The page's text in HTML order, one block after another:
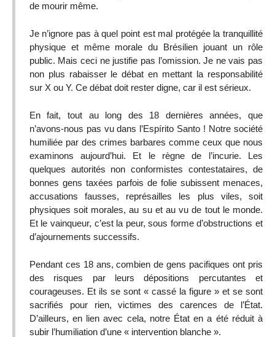
de mourir même.
Je n’ignore pas à quel point est mal protégée la tranquillité
physique et même morale du Brésilien jouant un rôle
public. Mais ceci ne justifie pas l’omission. Je ne vais pas
non plus rabaisser le débat en mettant la responsabilité
sur X ou Y. Ce débat doit rester digne, car il est sérieux.
En fait, tout au long des 18 dernières années, que
n’avons-nous pas vu dans l’Espírito Santo ! Notre société
humiliée par des crimes barbares comme ceux que nous
examinons aujourd’hui. Et le règne de l’incurie. Les
quelques autorités non conformistes contestataires, de
bonnes gens taxées parfois de folie subissent menaces,
accusations fausses, représailles les plus viles, soit
physiques soit morales, au su et au vu de tout le monde.
Et le vainqueur, c’est la peur, sous forme d’obstructions et
d’ajournements successifs.
Pendant ces 18 ans, combien de gens pacifiques ont pris
des risques par leurs dépositions percutantes et
courageuses. Et ils se sont « cassé la figure » et se sont
sacrifiés pour rien, victimes des carences de l’État.
D’ailleurs, en lien avec cela, notre État en a été réduit à
subir l’humiliation d’une « intervention blanche ».